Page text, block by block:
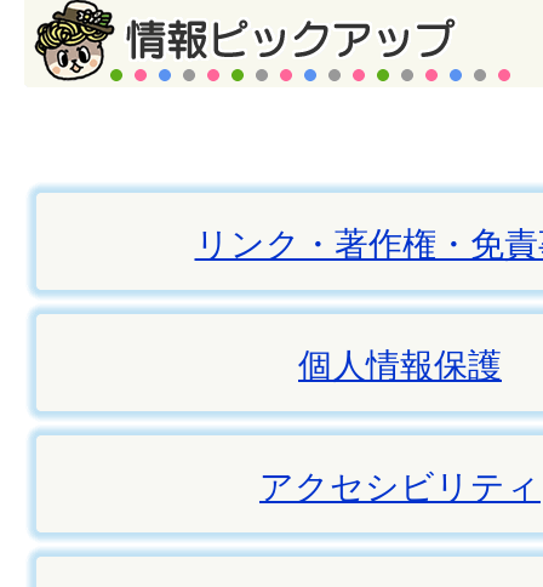
リンク・著作権・免
個人情報保護
アクセシビリティ